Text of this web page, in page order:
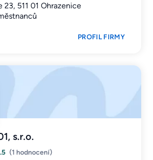
23, 511 01 Ohrazenice
PROFIL FIRMY
s.r.o.
(1 hodnocení)